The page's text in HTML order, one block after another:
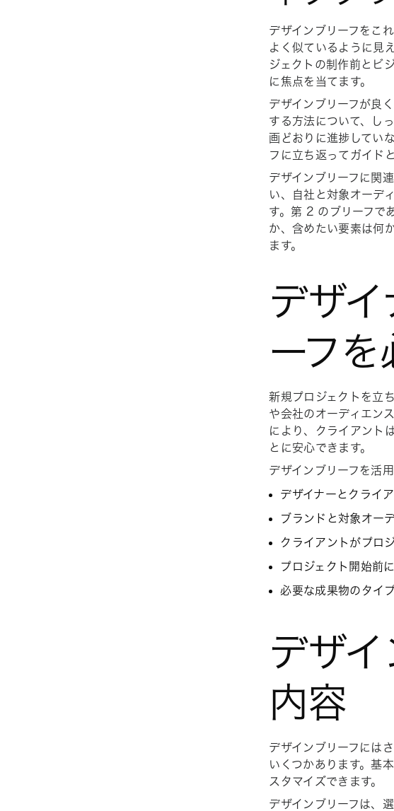
デザインブリーフをこ
よく似ているように見
ジェクトの制作前とビ
に焦点を当てます。
デザインブリーフが良
する方法について、し
画どおりに進捗してい
フに立ち返ってガイド
デザインブリーフに関
い、自社と対象オーデ
す。第 2 のブリーフで
か、含めたい要素は何
ます。
デザ
ーフ
新規プロジェクトを立
や会社のオーディエン
により、クライアント
とに安心できます。
デザインブリーフを活
デザイナーとクライ
ブランドと対象オー
クライアントがプロ
プロジェクト開始前
必要な成果物のタイ
デザ
内容
デザインブリーフには
いくつかあります。基
スタマイズできます。
デザインブリーフは、